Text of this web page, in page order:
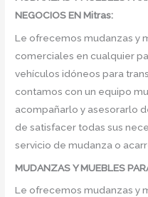
NEGOCIOS EN Mitras:
Le ofrecemos mudanzas y
comerciales en cualquier
vehículos idóneos para
contamos con un equipo
acompañarlo y asesorarlo
de satisfacer todas sus
servicio de mudanza o
MUDANZAS Y MUEBLES
Le ofrecemos mudanzas y